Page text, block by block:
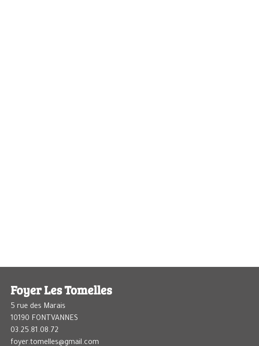
Foyer Les Tomelles
5 rue des Marais
10190 FONTVANNES
03.25.81.08.72
foyer.tomelles@gmail.com